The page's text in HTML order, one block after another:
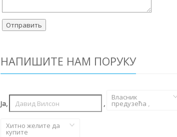
НАПИШИТЕ НАМ ПОРУКУ
Ја, ,
Власник
предузећа
Хитно желите да
купите